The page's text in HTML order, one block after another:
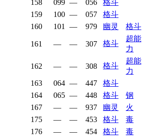
158 099 — 056
格斗
159 100 — 057
格斗
160 101 — 979 幽灵 格斗
161 — — 307 格斗
超能
力
162 — — 308 格斗
超能
力
163 064 — 447
格斗
164 065 — 448 格斗
钢
167 — — 937 幽灵
火
175 — — 453 格斗
毒
176 — — 454 格斗
毒